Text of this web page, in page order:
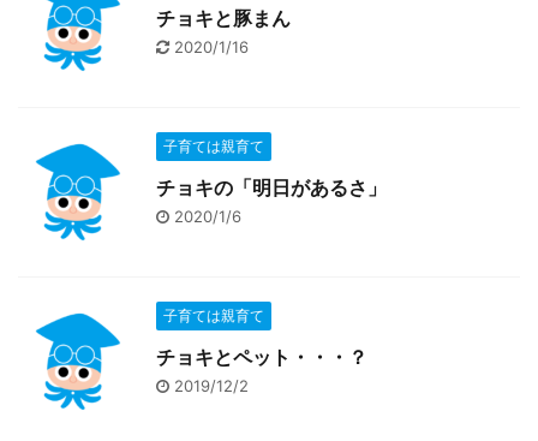
チョキと豚まん
2020/1/16
子育ては親育て
チョキの「明日があるさ」
2020/1/6
子育ては親育て
チョキとペット・・・？
2019/12/2